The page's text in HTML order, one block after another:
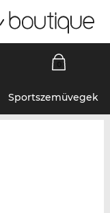
Sportszemüvegek